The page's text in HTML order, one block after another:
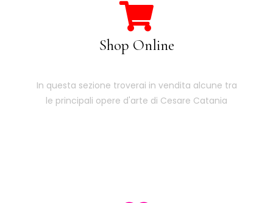
Shop Online
In questa sezione troverai in vendita alcune tra
le principali opere d'arte di Cesare Catania